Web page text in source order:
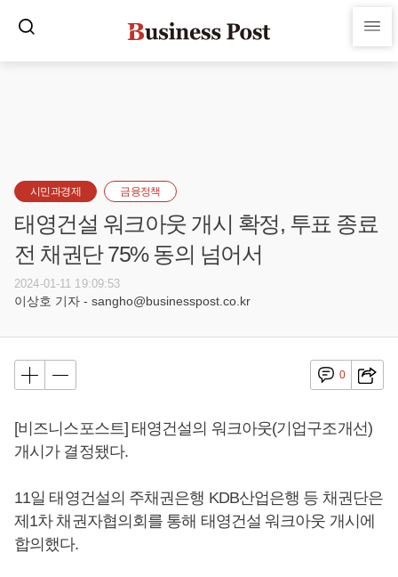
시민과경제 금융정책
태영건설 워크아웃 개시 확정, 투표 종료
전 채권단 75% 동의 넘어서
2024-01-11 19:09:53
이상호 기자 - sangho@businesspost.co.kr
0
[비즈니스포스트] 태영건설의 워크아웃(기업구조개선)
개시가 결정됐다.
11일 태영건설의 주채권은행 KDB산업은행 등 채권단은
제1차 채권자협의회를 통해 태영건설 워크아웃 개시에
합의했다.